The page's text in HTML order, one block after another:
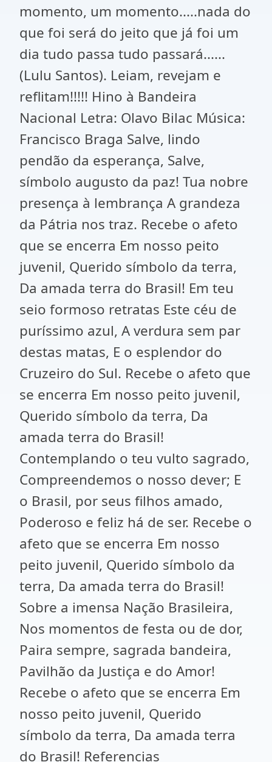
momento, um momento.....nada do
que foi será do jeito que já foi um
dia tudo passa tudo passará......
(Lulu Santos). Leiam, revejam e
reflitam!!!!! Hino à Bandeira
Nacional Letra: Olavo Bilac Música:
Francisco Braga Salve, lindo
pendão da esperança, Salve,
símbolo augusto da paz! Tua nobre
presença à lembrança A grandeza
da Pátria nos traz. Recebe o afeto
que se encerra Em nosso peito
juvenil, Querido símbolo da terra,
Da amada terra do Brasil! Em teu
seio formoso retratas Este céu de
puríssimo azul, A verdura sem par
destas matas, E o esplendor do
Cruzeiro do Sul. Recebe o afeto que
se encerra Em nosso peito juvenil,
Querido símbolo da terra, Da
amada terra do Brasil!
Contemplando o teu vulto sagrado,
Compreendemos o nosso dever; E
o Brasil, por seus filhos amado,
Poderoso e feliz há de ser. Recebe o
afeto que se encerra Em nosso
peito juvenil, Querido símbolo da
terra, Da amada terra do Brasil!
Sobre a imensa Nação Brasileira,
Nos momentos de festa ou de dor,
Paira sempre, sagrada bandeira,
Pavilhão da Justiça e do Amor!
Recebe o afeto que se encerra Em
nosso peito juvenil, Querido
símbolo da terra, Da amada terra
do Brasil! Referencias